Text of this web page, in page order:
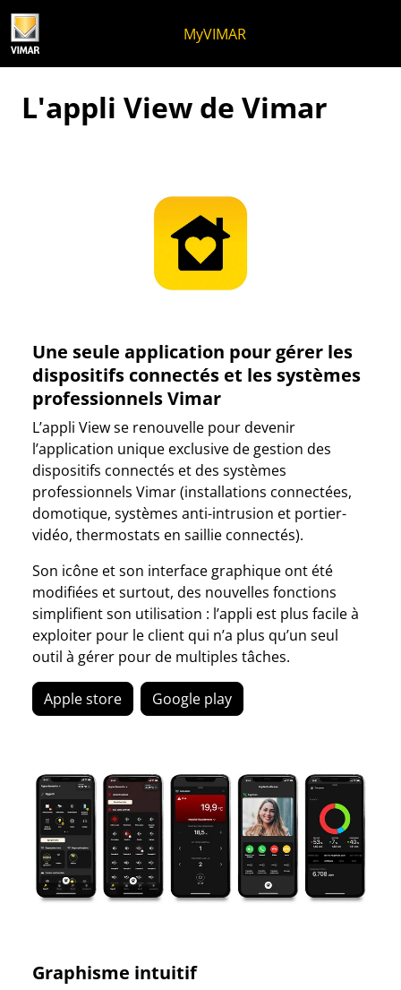
MyVIMAR
L'appli View de Vimar
Une seule application pour gérer les
dispositifs connectés et les systèmes
professionnels Vimar
L’appli View se renouvelle pour devenir
l’application unique exclusive de gestion des
dispositifs connectés et des systèmes
professionnels Vimar (installations connectées,
domotique, systèmes anti-intrusion et portier-
vidéo, thermostats en saillie connectés).
Son icône et son interface graphique ont été
modifiées et surtout, des nouvelles fonctions
simplifient son utilisation : l’appli est plus facile à
exploiter pour le client qui n’a plus qu’un seul
outil à gérer pour de multiples tâches.
Apple store Google play
Graphisme intuitif